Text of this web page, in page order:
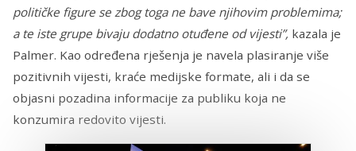
političke figure se zbog toga ne bave njihovim problemima;
a te iste grupe bivaju dodatno otuđene od vijesti”, kazala je
Palmer. Kao određena rješenja je navela plasiranje više
pozitivnih vijesti, kraće medijske formate, ali i da se
objasni pozadina informacije za publiku koja ne
konzumira redovito vijesti.